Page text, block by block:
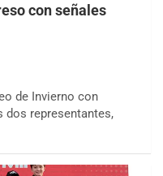
con señales
de Invierno con
representantes,